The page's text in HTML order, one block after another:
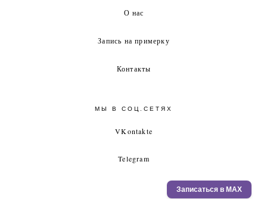
Записаться в MAX
О нас
Запись на примерку
Контакты
МЫ В СОЦ.СЕТЯХ
VKontakte
Telegram